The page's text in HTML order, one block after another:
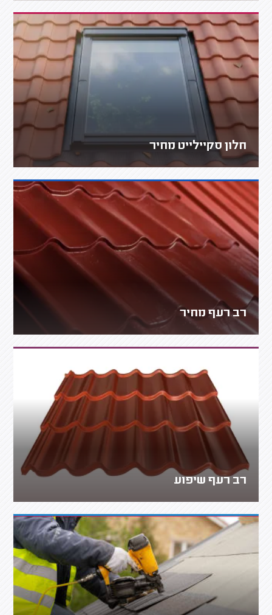
חלון סקיילייט מחיר
רב רעף מחיר
רב רעף שיפוע